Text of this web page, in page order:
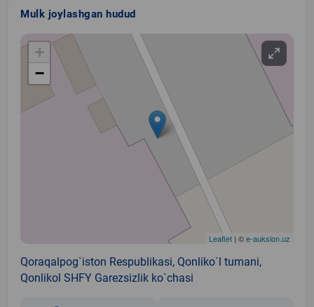
Mulk joylashgan hudud
+
−
Leaflet | ©e-auksion.uz
Qoraqalpog`iston Respublikasi, Qonliko`l tumani,
Qonlikol SHFY Garezsizlik ko`chasi